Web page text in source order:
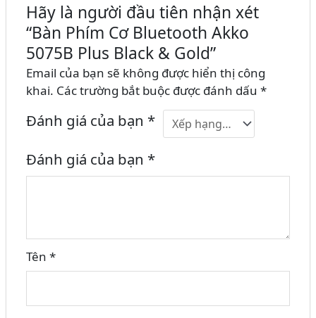
Hãy là người đầu tiên nhận xét
“Bàn Phím Cơ Bluetooth Akko
5075B Plus Black & Gold”
Email của bạn sẽ không được hiển thị công
khai. Các trường bắt buộc được đánh dấu*
Đánh giá của bạn *
Đánh giá của bạn *
Tên*